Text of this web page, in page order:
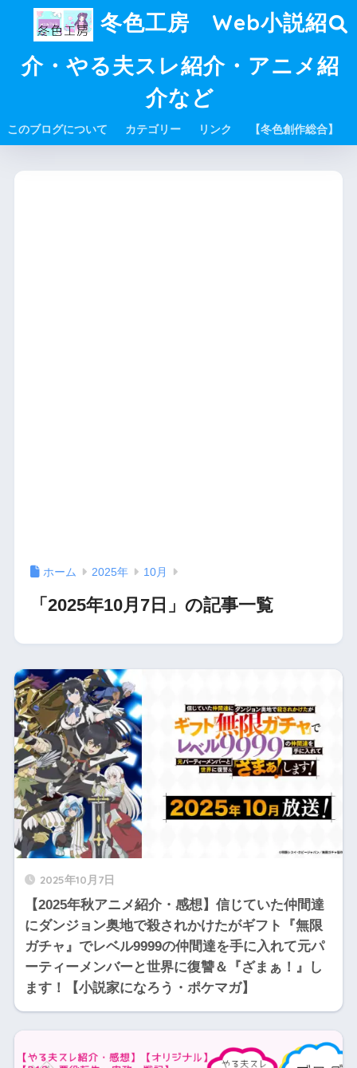
冬色工房 Web小説紹
介・やる夫スレ紹介・アニメ紹
介など
このブログについて カテゴリー リンク 【冬色創作総合】
ホーム 2025年 10月
「2025年10月7日」の記事一覧
2025年10月7日
【2025年秋アニメ紹介・感想】信じていた仲間達
にダンジョン奥地で殺されかけたがギフト『無限
ガチャ』でレベル9999の仲間達を手に入れて元パ
ーティーメンバーと世界に復讐＆『ざまぁ！』し
ます！【小説家になろう・ポケマガ】